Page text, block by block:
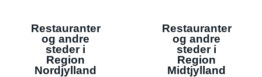
Restauranter
og andre
steder i
Region
Nordjylland
Restauranter
og andre
steder i
Region
Midtjylland